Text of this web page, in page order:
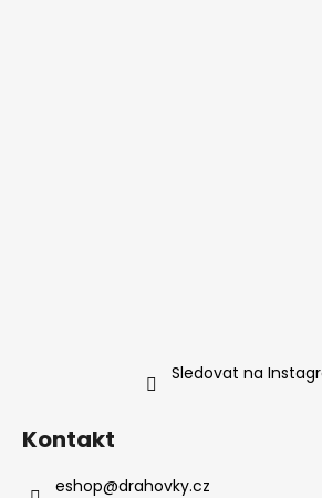
Sledovat na
Kontakt
eshop@drahovky.cz